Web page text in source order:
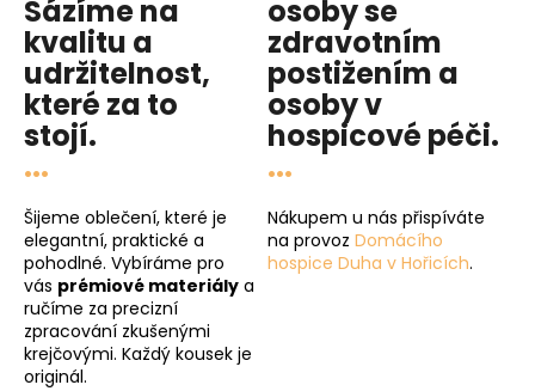
Sázíme na
kvalitu a
udržitelnost,
které za to
stojí.
...
Šijeme oblečení, které je
elegantní, praktické a
pohodlné. Vybíráme pro
vás prémiové materiály a
ručíme za precizní
zpracování zkušenými
krejčovými. Každý kousek je
originál.
osoby se
zdravotním
postižením a
osoby v
hospicové péči.
...
Nákupem u nás přispíváte
na provoz Domácího
hospice Duha v Hořicích.